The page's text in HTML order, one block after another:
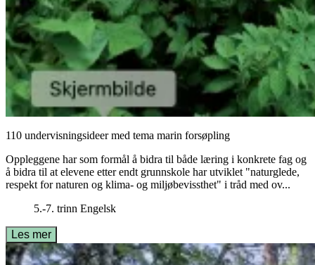
110 undervisningsideer med tema marin forsøpling
Oppleggene har som formål å bidra til både læring i konkrete fag og
å bidra til at elevene etter endt grunnskole har utviklet "naturglede,
respekt for naturen og klima- og miljøbevissthet" i tråd med ov...
5.-7. trinn Engelsk
Les mer